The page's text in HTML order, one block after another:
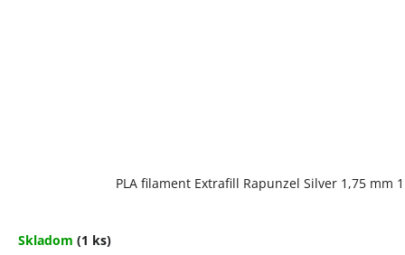
PLA filament Extrafill Rapunzel Silver 1,75 mm
Skladom (1 ks)